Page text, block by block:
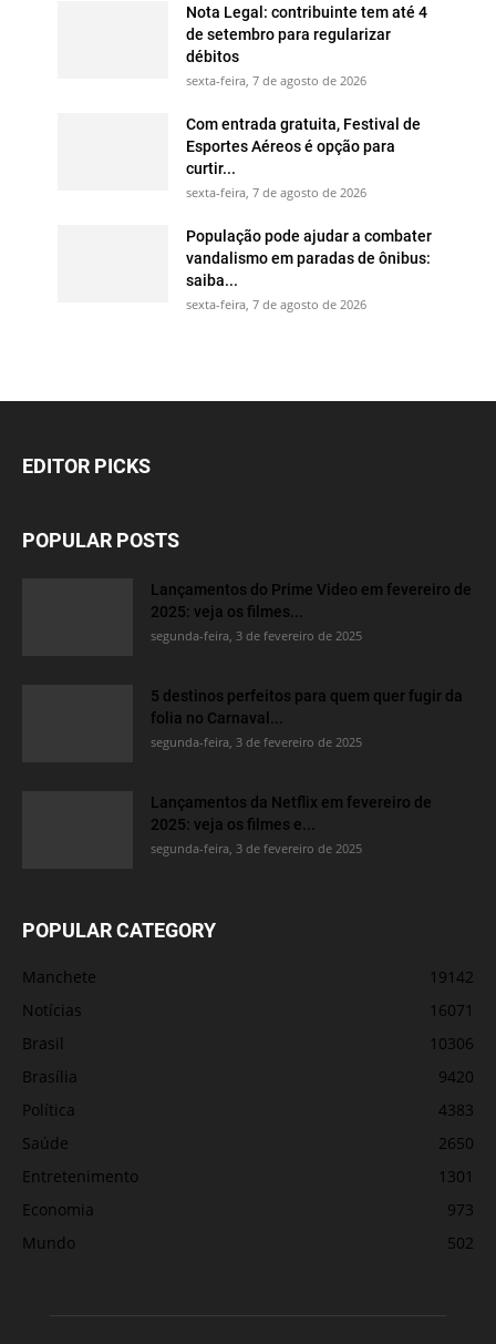
Nota Legal: contribuinte tem até 4
de setembro para regularizar
débitos
sexta-feira, 7 de agosto de 2026
Com entrada gratuita, Festival de
Esportes Aéreos é opção para
curtir...
sexta-feira, 7 de agosto de 2026
População pode ajudar a combater
vandalismo em paradas de ônibus:
saiba...
sexta-feira, 7 de agosto de 2026
EDITOR PICKS
POPULAR POSTS
Lançamentos do Prime Video em fevereiro de
2025: veja os filmes...
segunda-feira, 3 de fevereiro de 2025
5 destinos perfeitos para quem quer fugir da
folia no Carnaval...
segunda-feira, 3 de fevereiro de 2025
Lançamentos da Netflix em fevereiro de
2025: veja os filmes e...
segunda-feira, 3 de fevereiro de 2025
POPULAR CATEGORY
Manchete
19142
Notícias
16071
Brasil
10306
Brasília
9420
Política
4383
Saúde
2650
Entretenimento
1301
Economia
973
Mundo
502